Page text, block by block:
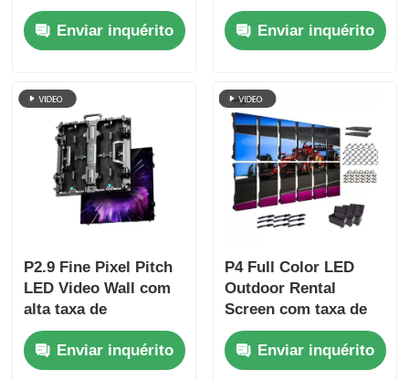
de 7680Hz, exibição
em cores completas e
proteção IP65 para
de palco
Enviar inquérito
densidade de pixel de
2,9 mm, taxa de
atualização de 3840
4500cd/m²
Enviar inquérito
P2.9 Fine Pixel Pitch
LED Video Wall com
alta taxa de
atualização de
7680Hz e backup de
energia e sinal duplo
Enviar inquérito
P4 Full Color LED
Outdoor Rental
Screen com taxa de
atualização de
7680Hz e IP65
impermeável para HD
Enviar inquérito